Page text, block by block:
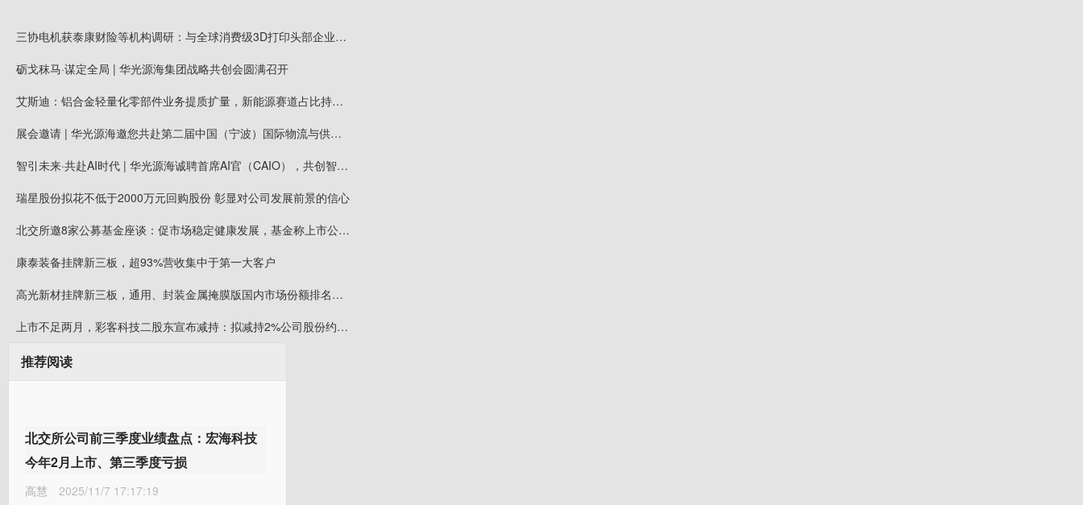
三协电机获泰康财险等机构调研：与全球消费级3D打印头部企业拓竹长期合作，有望获得大量新增客户需求
砺戈秣马·谋定全局 | 华光源海集团战略共创会圆满召开
艾斯迪：铝合金轻量化零部件业务提质扩量，新能源赛道占比持续提高
展会邀请 | 华光源海邀您共赴第二届中国（宁波）国际物流与供应链博览会，展位号：T01
智引未来·共赴AI时代 | 华光源海诚聘首席AI官（CAIO），共创智慧物流新未来！
瑞星股份拟花不低于2000万元回购股份 彰显对公司发展前景的信心
北交所邀8家公募基金座谈：促市场稳定健康发展，基金称上市公司质量持续提升
康泰装备挂牌新三板，超93%营收集中于第一大客户
高光新材挂牌新三板，通用、封装金属掩膜版国内市场份额排名第一
上市不足两月，彩客科技二股东宣布减持：拟减持2%公司股份约可套现5008万元
推荐阅读
北交所公司前三季度业绩盘点：宏海科技
今年2月上市、第三季度亏损
高慧 2025/11/7 17:17:19